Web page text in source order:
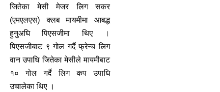
जितेका मेसी मेजर लिग सकर
(एमएलएस) क्लब मायमीमा आबद्ध
हुनुअघि पिएसजीमा थिए ।
पिएसजीबाट ९ गोल गर्दै फ्रेन्च लिग
वान उपाधि जितेका मेसीले मायमीबाट
१० गोल गर्दै लिग कप उपाधि
उचालेका थिए ।